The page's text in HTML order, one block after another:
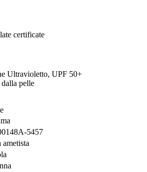
certificate
Ultravioletto, UPF 50+
pelle
5457
ametista